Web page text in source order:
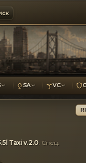
SA VC
Taxi v.2.0: Спец.